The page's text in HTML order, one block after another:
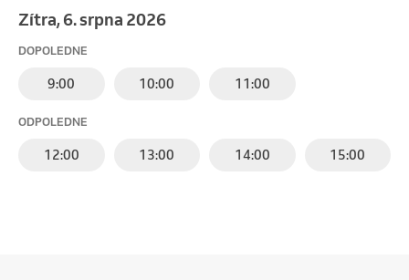
Zítra, 6. srpna 2026
DOPOLEDNE
9:00 10:00 11:00
ODPOLEDNE
12:00 13:00 14:00 15:00